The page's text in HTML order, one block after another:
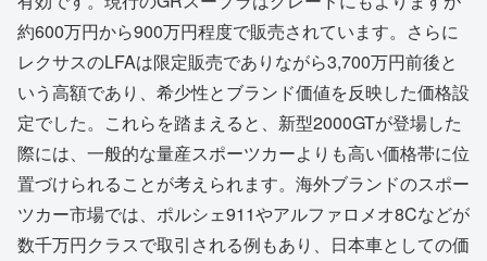
約600万円から900万円程度で販売されています。さらに
レクサスのLFAは限定販売でありながら3,700万円前後と
いう高額であり、希少性とブランド価値を反映した価格設
定でした。これらを踏まえると、新型2000GTが登場した
際には、一般的な量産スポーツカーよりも高い価格帯に位
置づけられることが考えられます。海外ブランドのスポー
ツカー市場では、ポルシェ911やアルファロメオ8Cなどが
数千万円クラスで取引される例もあり、日本車としての価